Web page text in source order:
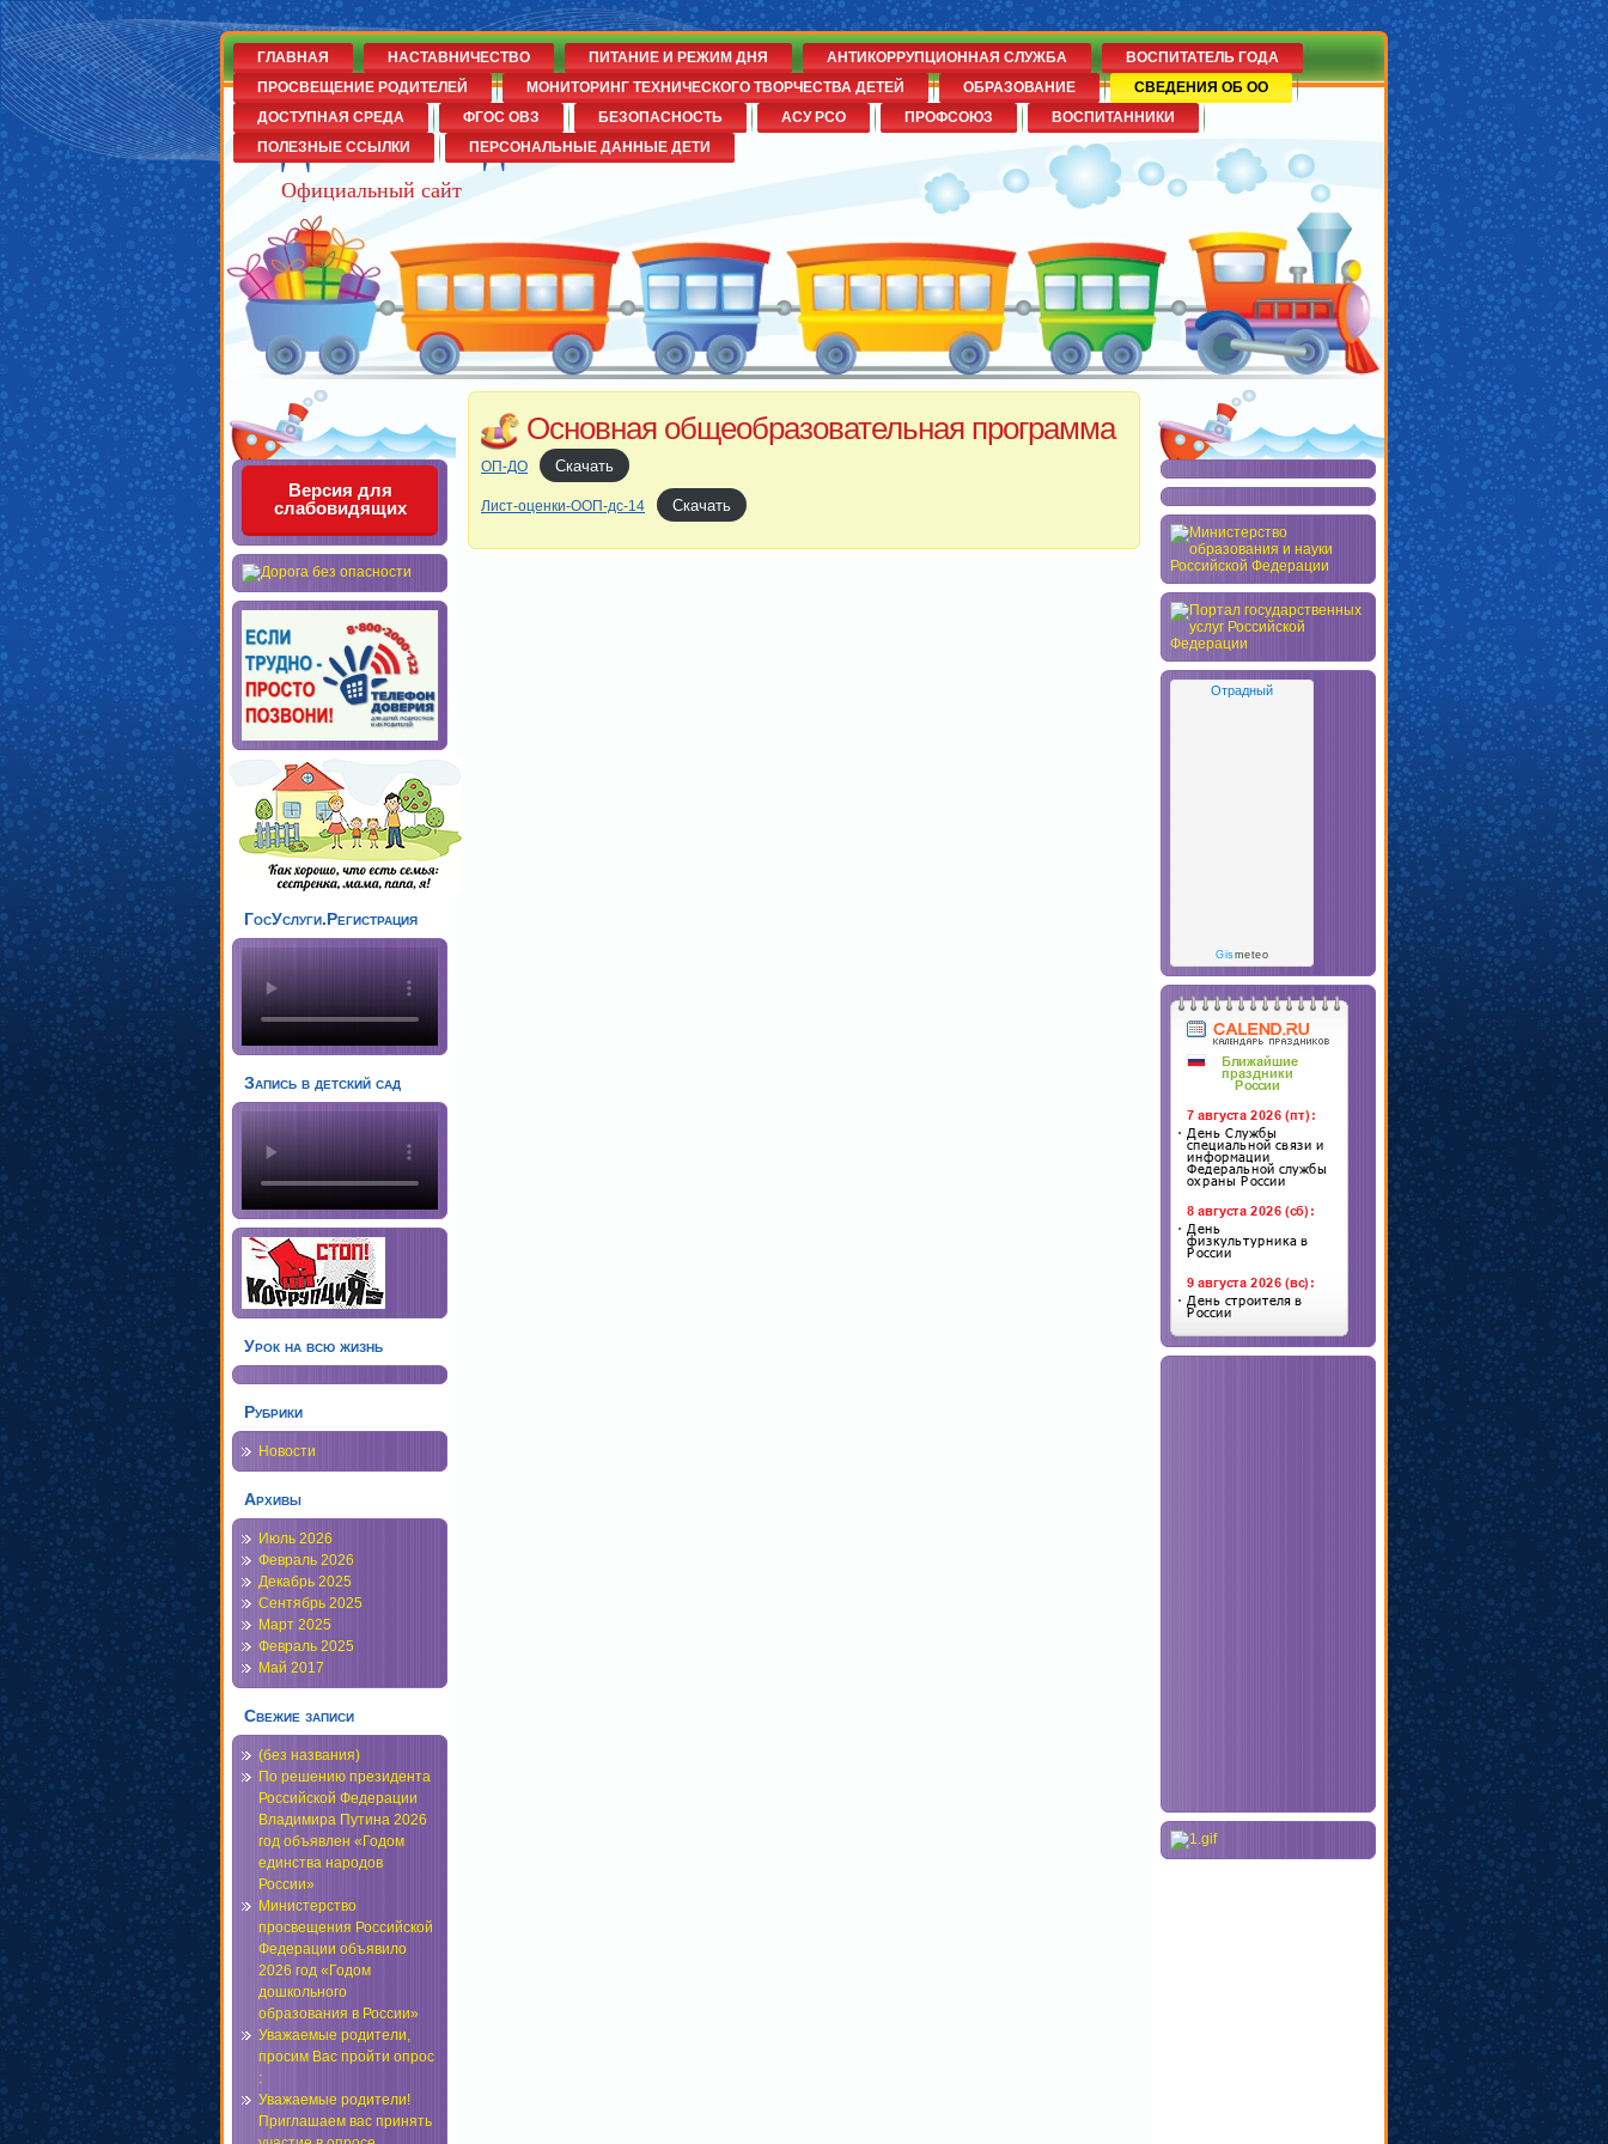
Детский сад№14
Официальный сайт
ГЛАВНАЯ НАСТАВНИЧЕСТВО ПИТАНИЕ И РЕЖИМ ДНЯ АНТИКОРРУПЦИОННАЯ СЛУЖБА
ВОСПИТАТЕЛЬ ГОДА
ПРОСВЕЩЕНИЕ РОДИТЕЛЕЙ
МОНИТОРИНГ ТЕХНИЧЕСКОГО ТВОРЧЕСТВА ДЕТЕЙ ОБРАЗОВАНИЕ
СВЕДЕНИЯ ОБ ОО
ДОСТУПНАЯ СРЕДА
ФГОС ОВЗ БЕЗОПАСНОСТЬ АСУ РСО ПРОФСОЮЗ
ВОСПИТАННИКИ
ПОЛЕЗНЫЕ ССЫЛКИ
ПЕРСОНАЛЬНЫЕ ДАННЫЕ ДЕТИ
Версия для
слабовидящих
ГосУслуги.Регистрация
Запись в детский сад
Урок на всю жизнь
Рубрики
Новости
Архивы
Июль 2026
Февраль 2026
Декабрь 2025
Сентябрь 2025
Март 2025
Февраль 2025
Май 2017
Свежие записи
(без названия)
По решению президента
Российской Федерации
Владимира Путина 2026
год объявлен «Годом
единства народов
России»
Министерство
просвещения Российской
Федерации объявило
2026 год «Годом
дошкольного
образования в России»
Уважаемые родители,
просим Вас пройти опрос
:
Уважаемые родители!
Приглашаем вас принять
Основная общеобразовательная программа
ОП-ДО Скачать
Лист-оценки-ООП-дс-14 Скачать
Отрадный
Gismeteo